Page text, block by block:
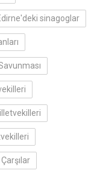
sinagoglar